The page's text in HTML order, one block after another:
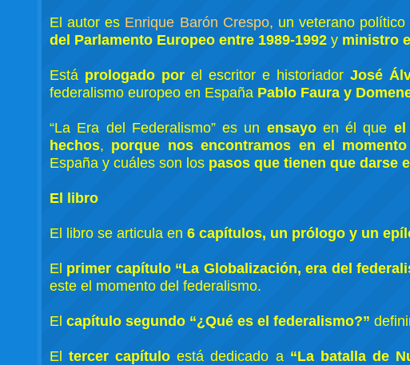
El autor es Enrique Barón Crespo, un veterano político
del Parlamento Europeo entre 1989-1992 y ministro
Está prologado por el escritor e historiadorJosé
federalismo europeo en España Pablo Faura y
“La Era del Federalismo” es un ensayoen él que el
hechos, porque nos encontramos en el
España y cuáles son los pasos que tienen que darse
El libro
El libro se articula en6 capítulos, un prólogo y un
El primer capítulo “La Globalización, era del
este el momento del federalismo.
Elcapítulo segundo “¿Qué es el federalismo?”
Eltercer capítulo está dedicado a “La batalla de